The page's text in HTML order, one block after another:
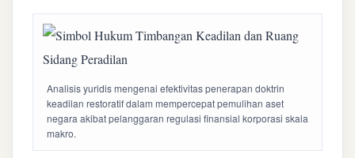
Analisis yuridis mengenai efektivitas penerapan doktrin
keadilan restoratif dalam mempercepat pemulihan aset
negara akibat pelanggaran regulasi finansial korporasi skala
makro.